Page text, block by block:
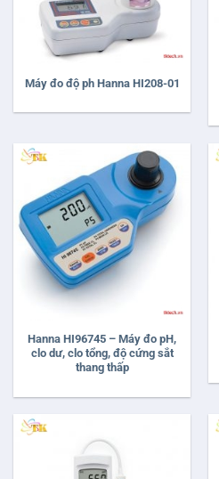
Máy đo độ ph Hanna HI208-01
Hanna HI96745 – Máy đo pH,
clo dư, clo tổng, độ cứng sắt
thang thấp